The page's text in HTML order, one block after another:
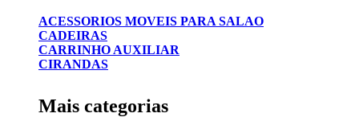
ACESSORIOS MOVEIS PARA SALAO
CADEIRAS
CARRINHO AUXILIAR
CIRANDAS
Mais categorias